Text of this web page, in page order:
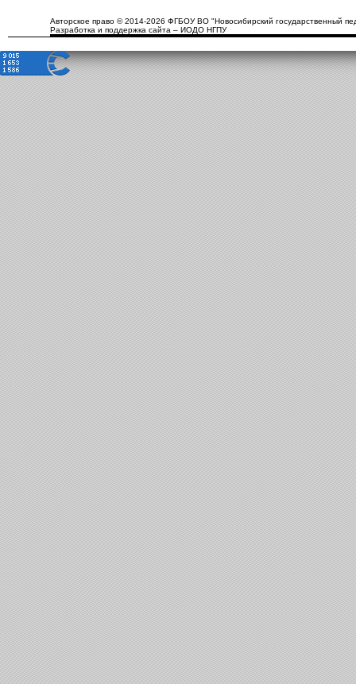
Авторское право © 2014-2026 ФГБОУ ВО "Новосибирский государственный
Разработка и поддержка сайта – ИОДО НГПУ